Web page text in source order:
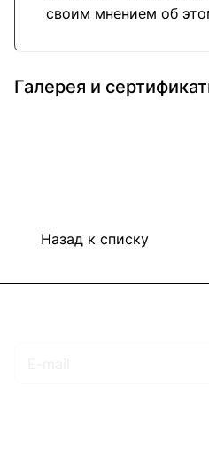
своим мнением об
Галерея и
Назад к списку